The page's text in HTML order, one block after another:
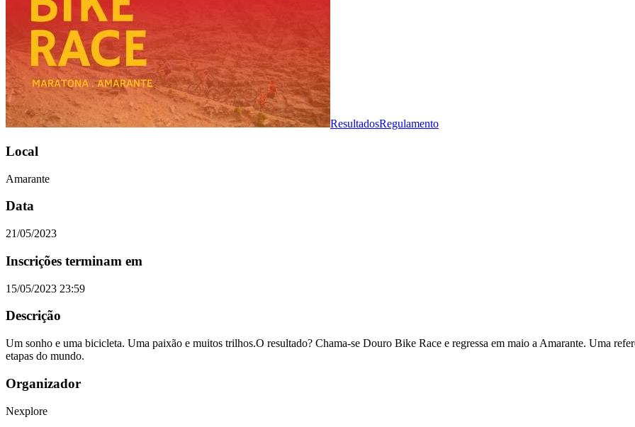
ResultadosRegulamento
Local
Amarante
Data
21/05/2023
Inscrições terminam em
15/05/2023 23:59
Descrição
Um sonho e uma bicicleta. Uma paixão e muitos trilhos.O resultado? Chama-se Douro Bike Race e regressa em maio a Amarante. Uma
etapas do mundo.
Organizador
Nexplore